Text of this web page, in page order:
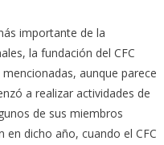
importante de la
la fundación del CFC
aunque parece
a realizar actividades de
de sus miembros
dicho año, cuando el CFC